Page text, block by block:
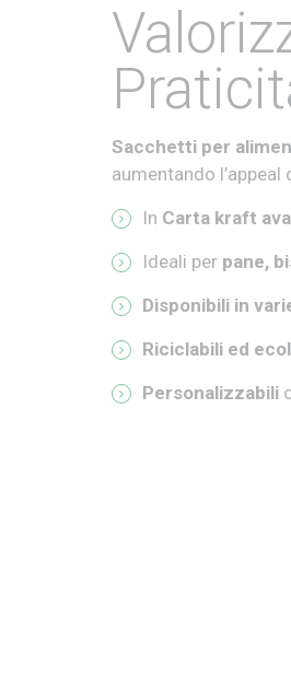
Sacchetti per
aumentando
In Carta kraft
Ideali per pane,
Disponibili in
Riciclabili ed
Personalizzabili